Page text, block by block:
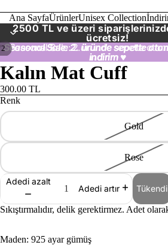
Ana SayfaÜrünlerUnisex Collection
2500 TL ve üzeri
ücretsiz!
Seasonal Sale: 2. üründe sepette
indirim ♥
Seasonal Sale: 2. üründe sepette
indirim ♥
2
Kalın Mat Cuff
300.00 TL
Renk
Gold
Rose
Adedi azalt
Adedi artır Tükendi
Sıkıştırmalıdır, delik gerektirmez. Adet
Maden: 925 ayar gümüş